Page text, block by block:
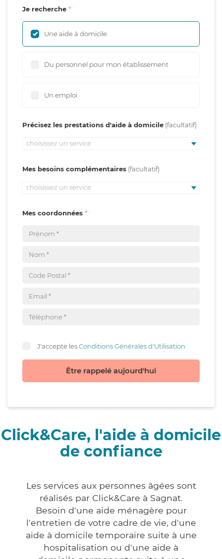
Je recherche
Une aide à domicile
Du personnel pour mon établissement
Un emploi
Précisez les prestations d'aide à domicile
choisissez un service
Mes besoins complémentaires
choisissez un service
Mes coordonnées
J'accepte lesConditions Générales d'Utilisation
Être rappelé aujourd'hui
Click&Care, l'aide à domicile
de confiance
Les services aux personnes âgées sont
réalisés par Click&Care à Sagnat.
Besoin d'une aide ménagère pour
l'entretien de votre cadre de vie, d'une
aide à domicile temporaire suite à une
hospitalisation ou d'une aide à